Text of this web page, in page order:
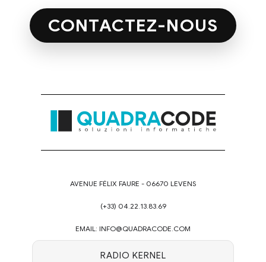
CONTACTEZ-NOUS
AVENUE FÉLIX FAURE - 06670 LEVENS
(+33) 04.22.13.83.69
EMAIL: INFO@QUADRACODE.COM
RADIO KERNEL